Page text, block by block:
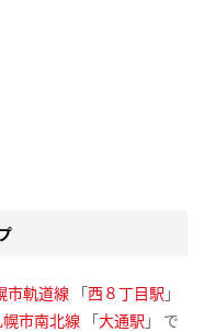
市軌道線 「西８丁目駅 」
市南北線 「大通駅 」 で